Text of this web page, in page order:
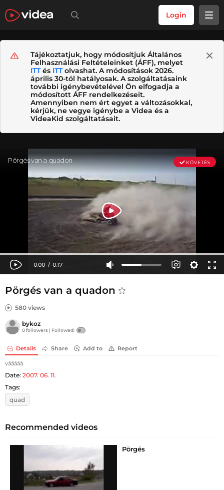
Login
Tájékoztatjuk, hogy módosítjuk Általános
Felhasználási Feltételeinket (ÁFF), melyet
ITTés ITTolvashat. A módosítások 2026.
április 30-tól hatályosak. A szolgáltatásaink
további igénybevételével Ön elfogadja a
módosított ÁFF rendelkezéseit.
Amennyiben nem ért egyet a változásokkal,
kérjük, ne vegye igénybe a Videa és a
VideaKid szolgáltatásait.
Pörgés van a quadon
580 views
bykoz
0 followers | Followed:
Details Share Add to Report
vááááá
Date: 2007. 06. 11.
Tags:
quad
Recommended videos
Pörgés